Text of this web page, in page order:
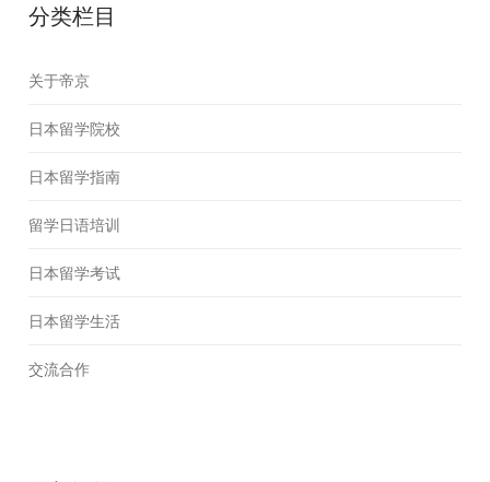
分类栏目
关于帝京
日本留学院校
日本留学指南
留学日语培训
日本留学考试
日本留学生活
交流合作